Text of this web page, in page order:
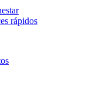
rápidos